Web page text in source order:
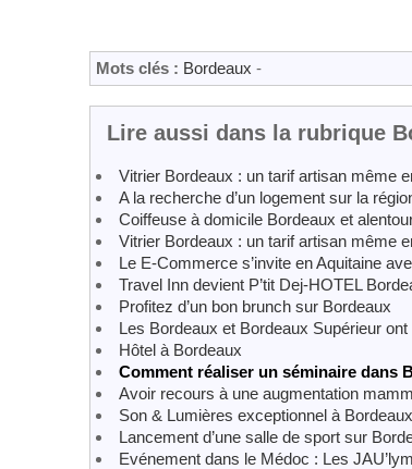
Mots clés : Bordeaux -
Lire aussi dans la rubrique
Vitrier Bordeaux : un tarif artisan même
A la recherche d’un logement sur la
Coiffeuse à domicile Bordeaux et
Vitrier Bordeaux : un tarif artisan même
Le E-Commerce s’invite en Aquitaine
Travel Inn devient P’tit Dej-HOTEL
Profitez d’un bon brunch sur Bordeaux
Les Bordeaux et Bordeaux Supérieur
Hôtel à Bordeaux
Comment réaliser un séminaire dans
Avoir recours à une augmentation
Son & Lumières exceptionnel à Bordeaux
Lancement d’une salle de sport sur
Evénement dans le Médoc : Les